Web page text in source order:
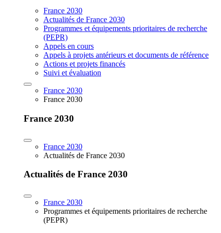
France 2030
Actualités de France 2030
Programmes et équipements prioritaires de recherche
(PEPR)
Appels en cours
Appels à projets antérieurs et documents de référence
Actions et projets financés
Suivi et évaluation
France 2030
France 2030
France 2030
France 2030
Actualités de France 2030
Actualités de France 2030
France 2030
Programmes et équipements prioritaires de recherche
(PEPR)